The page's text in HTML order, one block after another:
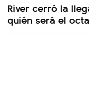
River cerró la
quién será el